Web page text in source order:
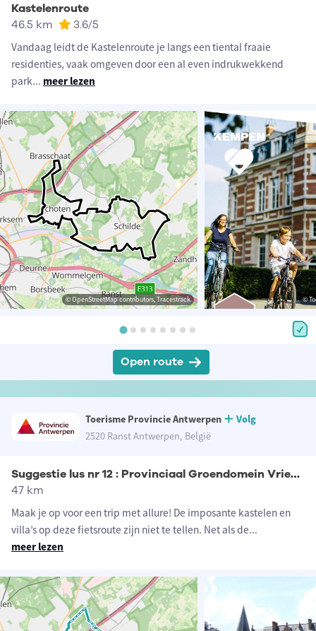
Kastelenroute
46.5 km 3.6/5
Vandaag leidt de Kastelenroute je langs een tiental fraaie
residenties, vaak omgeven door een al even indrukwekkend
park... meer lezen
© OpenStreetMap contributors, Tracestrack ©
Open route
Toerisme Provincie Antwerpen
Volg
2520 Ranst Antwerpen, België
Suggestie lus nr 12 : Provinciaal Groendomein Vrieselhof
47 km
Maak je op voor een trip met allure! De imposante kastelen en
villa’s op deze fietsroute zijn niet te tellen. Net als de...
meer lezen